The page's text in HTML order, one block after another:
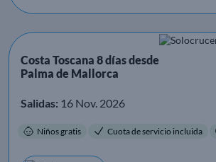
Costa Toscana 8 días desde
Palma de Mallorca
Salidas: 16 Nov. 2026
Niños gratis Cuota de servicio incluida